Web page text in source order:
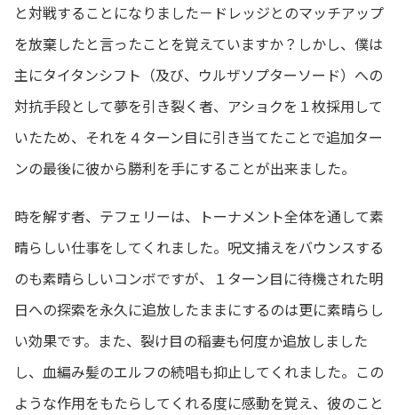
と対戦することになりました－ドレッジとのマッチアップ
を放棄したと言ったことを覚えていますか？しかし、僕は
主にタイタンシフト（及び、ウルザソプターソード）への
対抗手段として夢を引き裂く者、アショクを１枚採用して
いたため、それを４ターン目に引き当てたことで追加ター
ンの最後に彼から勝利を手にすることが出来ました。
時を解す者、テフェリーは、トーナメント全体を通して素
晴らしい仕事をしてくれました。呪文捕えをバウンスする
のも素晴らしいコンボですが、１ターン目に待機された明
日への探索を永久に追放したままにするのは更に素晴らし
い効果です。また、裂け目の稲妻も何度か追放しました
し、血編み髪のエルフの続唱も抑止してくれました。この
ような作用をもたらしてくれる度に感動を覚え、彼のこと